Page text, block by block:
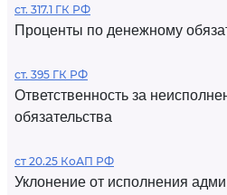
ст. 317.1 ГК РФ
Проценты по денежному
ст. 395 ГК РФ
Ответственность за
обязательства
ст 20.25 КоАП РФ
Уклонение от исполнения